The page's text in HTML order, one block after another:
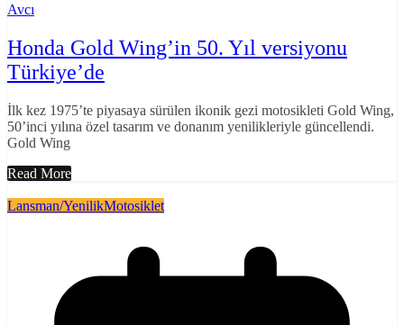
Avcı
Honda Gold Wing’in 50. Yıl versiyonu
Türkiye’de
İlk kez 1975’te piyasaya sürülen ikonik gezi motosikleti Gold Wing,
50’inci yılına özel tasarım ve donanım yenilikleriyle güncellendi.
Gold Wing
Read More
Lansman/YenilikMotosiklet